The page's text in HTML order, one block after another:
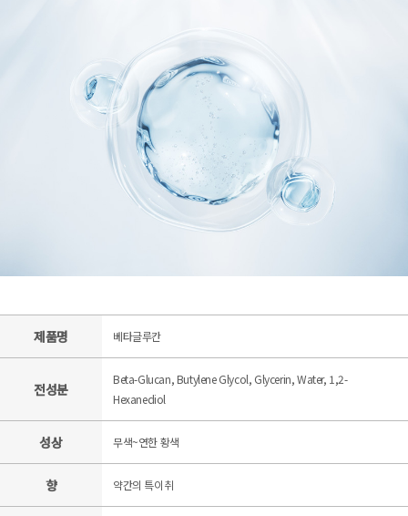
제품명 베타글루칸
전성분
Beta-Glucan, Butylene Glycol, Glycerin, Water, 1,2-
Hexanediol
성상 무색~연한 황색
향 약간의 특이취